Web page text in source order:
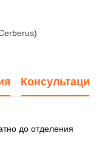
Консультация
до отделения